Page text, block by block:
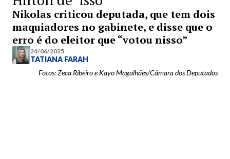
Nikolas criticou deputada, que tem dois
maquiadores no gabinete, e disse que o
erro é do eleitor que “votou nisso”
24/06/2025
TATIANA FARAH
Fotos: Zeca Ribeiro e Kayo Magalhães/Câmara dos Deputados